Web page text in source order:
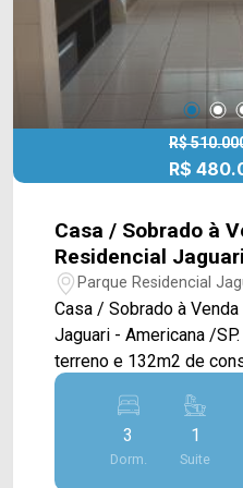
R$
R$
Casa / Sobrado à
Residencial
Parque Residencial
Casa / Sobrado à
Jaguari - Americana /SP. Imóvel com 150m2 de
terreno e 132m2 de
está a cozinha com
banheiro social, sala de
espaço gourmet com
No piso superior
3
Dorm.
1
Suite